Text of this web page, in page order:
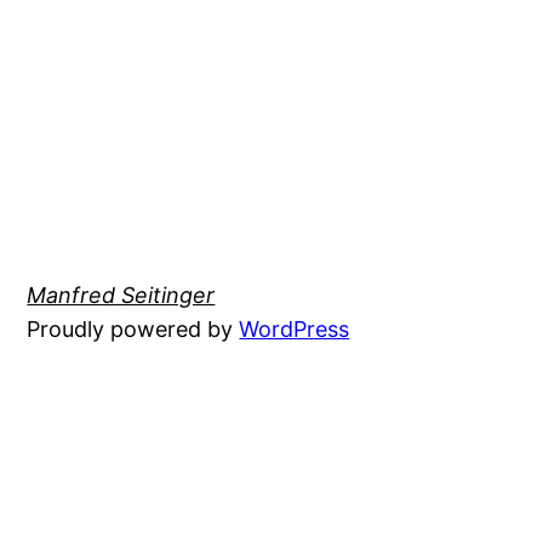
Manfred Seitinger
Proudly powered byWordPress